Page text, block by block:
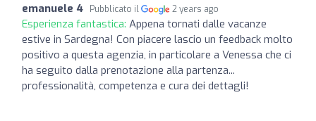
emanuele 4 Pubblicato il 2 years ago
Esperienza fantastica: Appena tornati dalle vacanze
estive in Sardegna! Con piacere lascio un feedback molto
positivo a questa agenzia, in particolare a Venessa che ci
ha seguito dalla prenotazione alla partenza...
professionalità, competenza e cura dei dettagli!